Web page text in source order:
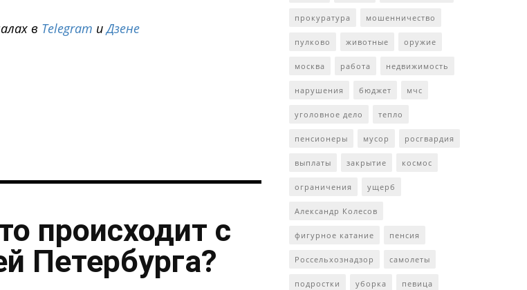
в Telegram иДзене
происходит с
Петербурга?
прокуратура мошенничество
пулково животные оружие
москва работа недвижимость
нарушения бюджет мчс
уголовное дело тепло
пенсионеры мусор росгвардия
выплаты закрытие космос
ограничения ущерб
Александр Колесов
фигурное катание пенсия
Россельхознадзор самолеты
подростки уборка певица